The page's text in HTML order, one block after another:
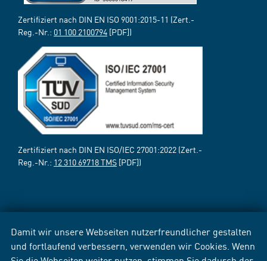
Damit wir unsere Webseiten nutzerfreundlicher gestalten
und fortlaufend verbessern, verwenden wir Cookies. Wenn
Zertifiziert nach DIN EN ISO 9001:2015-11 (Zert.-
Reg.-Nr.: 01 100 2100794 [PDF])
Zertifiziert nach DIN EN ISO/IEC 27001:2022 (Zert.-
Reg.-Nr.: 12 310 69718 TMS [PDF])